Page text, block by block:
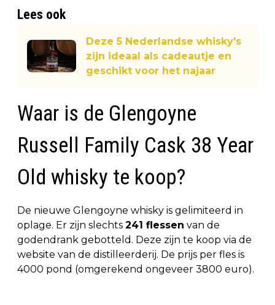
Lees ook
Deze 5 Nederlandse whisky's
zijn ideaal als cadeautje en
geschikt voor het najaar
Waar is de Glengoyne
Russell Family Cask 38 Year
Old whisky te koop?
De nieuwe Glengoyne whisky is gelimiteerd in
oplage. Er zijn slechts 241 flessen van de
godendrank gebotteld. Deze zijn te koop via de
website van de distilleerderij. De prijs per fles is
4000 pond (omgerekend ongeveer 3800 euro).